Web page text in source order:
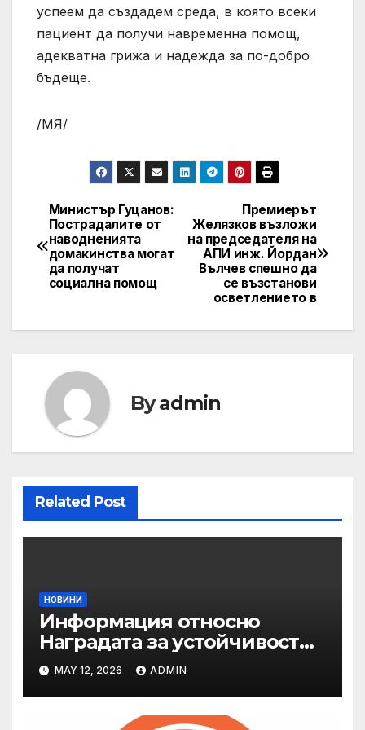
успеем да създадем среда, в която всеки
пациент да получи навременна помощ,
адекватна грижа и надежда за по-добро
бъдеще.
/МЯ/
Post
navigation
Премиерът
Желязков възложи
на председателя на
АПИ инж. Йордан
Вълчев спешно да
се възстанови
осветлението в
Министър Гуцанов:
Пострадалите от
наводненията
домакинства могат
да получат
социална помощ
Byadmin
Related Post
НОВИНИ
Информация относно
Наградата за устойчивост
на ОАЕ „Зайед“
MAY 12, 2026 ADMIN